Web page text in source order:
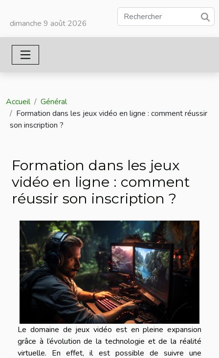
dimanche 9 août 2026
Accueil
Général
Formation dans les jeux vidéo en ligne : comment réussir
son inscription ?
Formation dans les jeux
vidéo en ligne : comment
réussir son inscription ?
Le domaine de jeux vidéo est en pleine expansion
grâce à l’évolution de la technologie et de la réalité
virtuelle. En effet, il est possible de suivre une